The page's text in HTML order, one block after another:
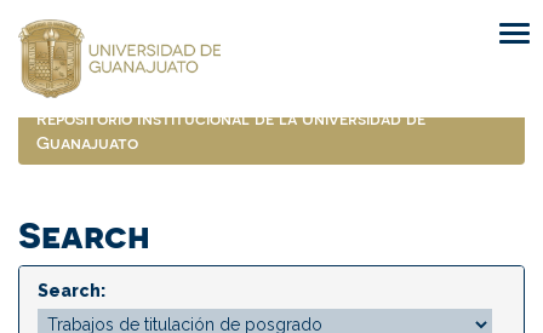
navigation
Repositorio Institucional de la Universidad de
Guanajuato
Search
Search: